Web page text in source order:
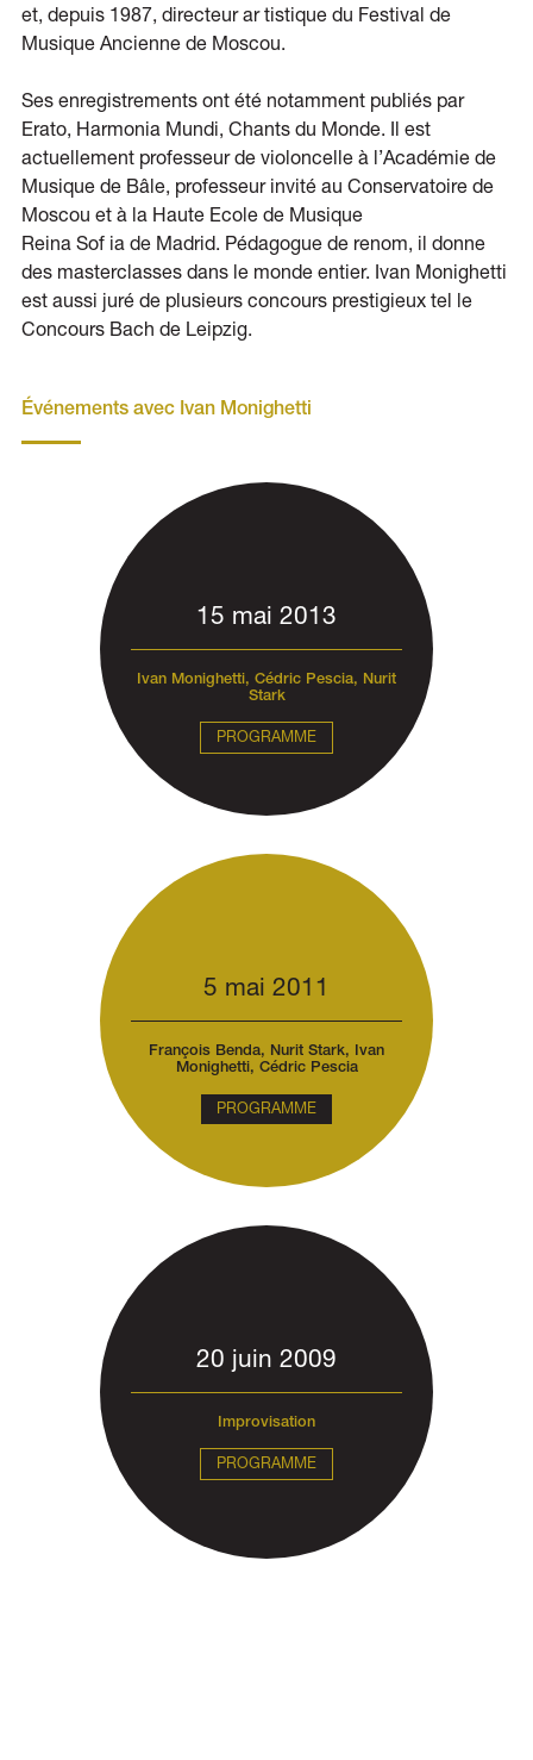
et, depuis 1987, directeur ar tistique du Festival de
Musique Ancienne de Moscou.
Ses enregistrements ont été notamment publiés par
Erato, Harmonia Mundi, Chants du Monde. Il est
actuellement professeur de violoncelle à l’Académie de
Musique de Bâle, professeur invité au Conservatoire de
Moscou et à la Haute Ecole de Musique
Reina Sof ia de Madrid. Pédagogue de renom, il donne
des masterclasses dans le monde entier. Ivan Monighetti
est aussi juré de plusieurs concours prestigieux tel le
Concours Bach de Leipzig.
Événements avec Ivan Monighetti
15 mai 2013
Ivan Monighetti, Cédric Pescia, Nurit
Stark
PROGRAMME
5 mai 2011
François Benda, Nurit Stark, Ivan
Monighetti, Cédric Pescia
PROGRAMME
20 juin 2009
Improvisation
PROGRAMME